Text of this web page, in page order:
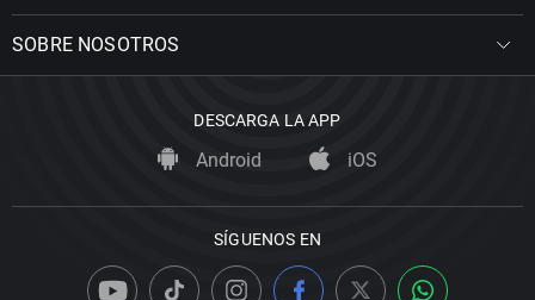
SOBRE NOSOTROS
DESCARGA LA APP
Android iOS
SÍGUENOS EN